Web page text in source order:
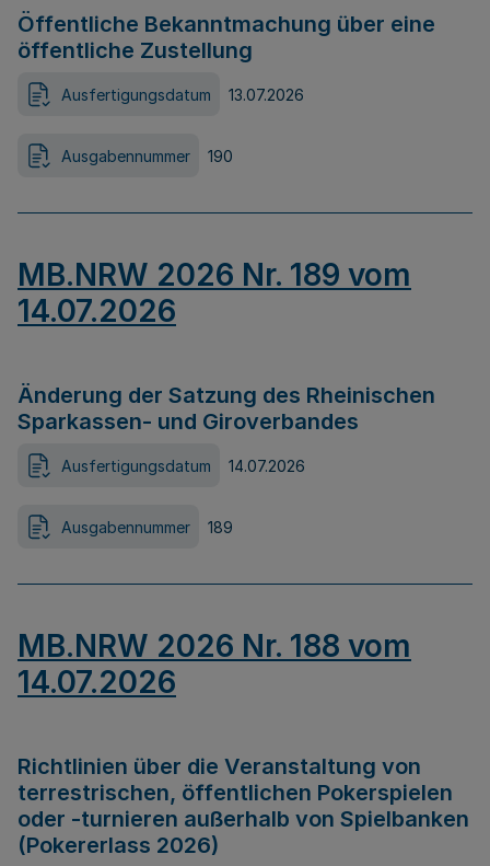
Öffentliche Bekanntmachung über eine
öffentliche Zustellung
Ausfertigungsdatum 13.07.2026
Ausgabennummer 190
MB.NRW 2026 Nr. 189 vom
14.07.2026
Änderung der Satzung des Rheinischen
Sparkassen- und Giroverbandes
Ausfertigungsdatum 14.07.2026
Ausgabennummer 189
MB.NRW 2026 Nr. 188 vom
14.07.2026
Richtlinien über die Veranstaltung von
terrestrischen, öffentlichen Pokerspielen
oder -turnieren außerhalb von Spielbanken
(Pokererlass 2026)